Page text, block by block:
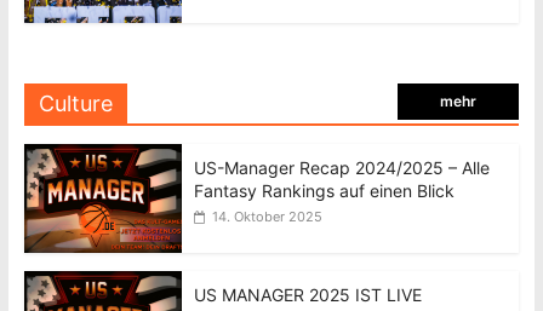
Culture mehr
US-Manager Recap 2024/2025 – Alle
Fantasy Rankings auf einen Blick
14. Oktober 2025
US MANAGER 2025 IST LIVE